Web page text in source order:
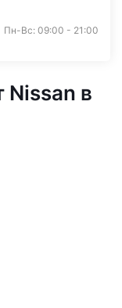
Пн-Вс: 09:00 - 21:00
Nissan в